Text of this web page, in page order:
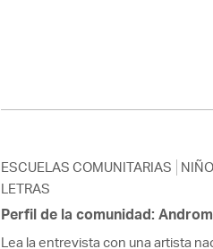
ESCUELAS COMUNITARIAS
LETRAS
Perfil de la comunidad:
Lea la entrevista con una artista